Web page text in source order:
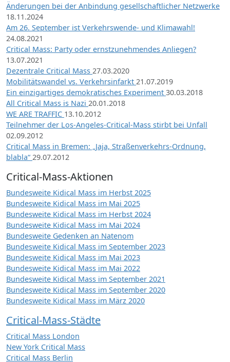
Änderungen bei der Anbindung gesellschaftlicher Netzwerke
18.11.2024
Am 26. September ist Verkehrswende- und Klimawahl!
24.08.2021
Critical Mass: Party oder ernstzunehmendes Anliegen?
13.07.2021
Dezentrale Critical Mass 27.03.2020
Mobilitätswandel vs. Verkehrsinfarkt 21.07.2019
Ein einzigartiges demokratisches Experiment 30.03.2018
All Critical Mass is Nazi 20.01.2018
WE ARE TRAFFIC 13.10.2012
Teilnehmer der Los-Angeles-Critical-Mass stirbt bei Unfall
02.09.2012
Critical Mass in Bremen: „Jaja, Straßenverkehrs-Ordnung,
blabla“ 29.07.2012
Critical-Mass-Aktionen
Bundesweite Kidical Mass im Herbst 2025
Bundesweite Kidical Mass im Mai 2025
Bundesweite Kidical Mass im Herbst 2024
Bundesweite Kidical Mass im Mai 2024
Bundesweite Gedenken an Natenom
Bundesweite Kidical Mass im September 2023
Bundesweite Kidical Mass im Mai 2023
Bundesweite Kidical Mass im Mai 2022
Bundesweite Kidical Mass im September 2021
Bundesweite Kidical Mass im September 2020
Bundesweite Kidical Mass im März 2020
Critical-Mass-Städte
Critical Mass London
New York Critical Mass
Critical Mass Berlin